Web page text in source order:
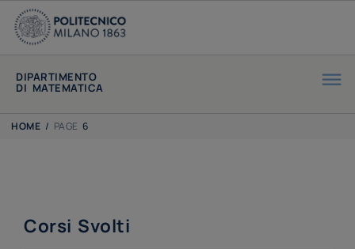
DIPARTIMENTO
DI MATEMATICA
HOME / PAGE 6
Corsi Svolti